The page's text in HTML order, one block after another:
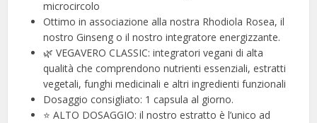
microcircolo
Ottimo in associazione alla nostra Rhodiola Rosea, il
nostro Ginseng o il nostro integratore energizzante.
🌿 VEGAVERO CLASSIC: integratori vegani di alta
qualità che comprendono nutrienti essenziali, estratti
vegetali, funghi medicinali e altri ingredienti funzionali
Dosaggio consigliato: 1 capsula al giorno.
⭐ ALTO DOSAGGIO: il nostro estratto è l’unico ad